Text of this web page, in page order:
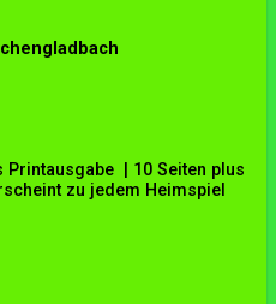
Printausgabe | 10 Seiten plus
zu jedem Heimspiel